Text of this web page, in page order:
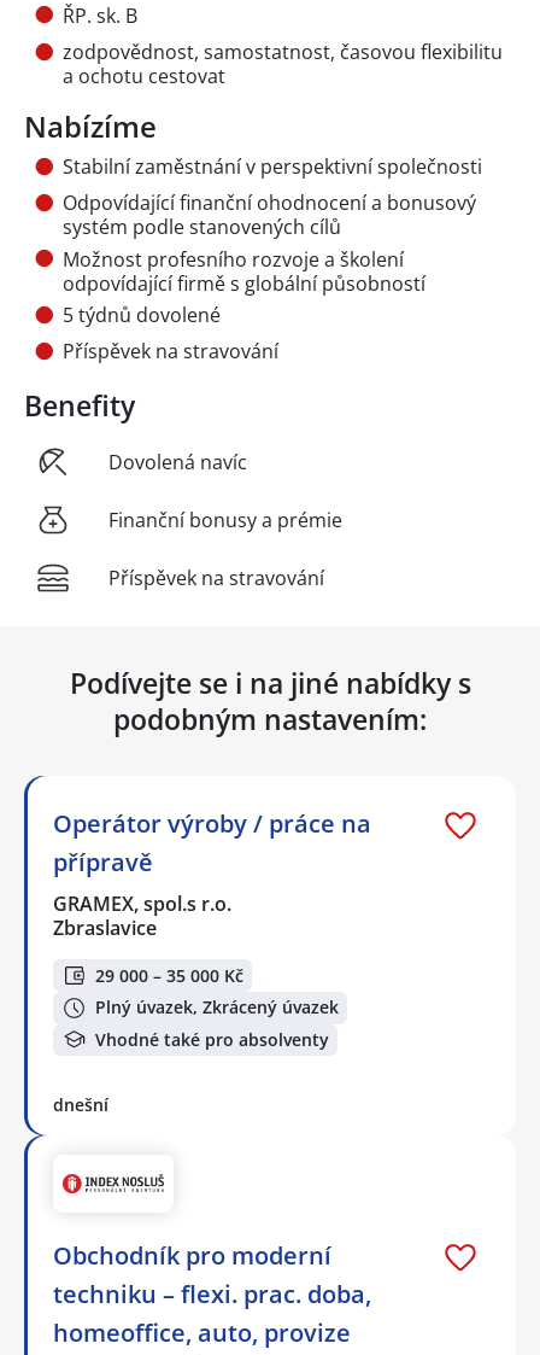
ŘP. sk. B
zodpovědnost, samostatnost, časovou flexibilitu
a ochotu cestovat
Nabízíme
Stabilní zaměstnání v perspektivní společnosti
Odpovídající finanční ohodnocení a bonusový
systém podle stanovených cílů
Možnost profesního rozvoje a školení
odpovídající firmě s globální působností
5 týdnů dovolené
Příspěvek na stravování
Benefity
Dovolená navíc
Finanční bonusy a prémie
Příspěvek na stravování
Podívejte se i na jiné nabídky s
podobným nastavením:
Operátor výroby / práce na
přípravě
GRAMEX, spol.s r.o.
Zbraslavice
29 000 – 35 000 Kč
Plný úvazek, Zkrácený úvazek
Vhodné také pro absolventy
dnešní
Obchodník pro moderní
techniku – flexi. prac. doba,
homeoffice, auto, provize